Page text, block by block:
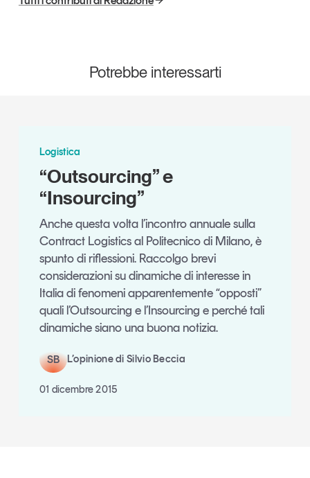
Potrebbe interessarti
Logistica
“Outsourcing” e
“Insourcing”
Anche questa volta l’incontro annuale sulla
Contract Logistics al Politecnico di Milano, è
spunto di riflessioni. Raccolgo brevi
considerazioni su dinamiche di interesse in
Italia di fenomeni apparentemente “opposti”
quali l’Outsourcing e l’Insourcing e perché tali
dinamiche siano una buona notizia.
SB L’opinione di Silvio Beccia
01 dicembre 2015